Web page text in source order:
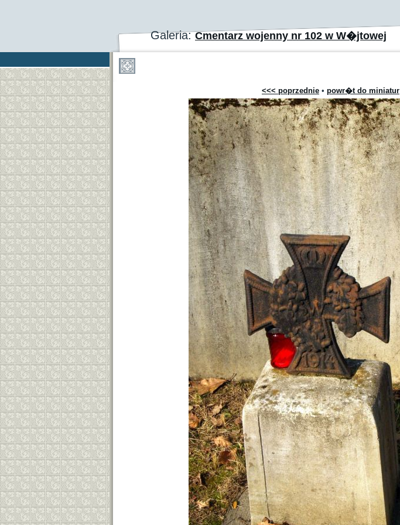
Galeria:Cmentarz wojenny nr 102 w W�jtowej
<<< poprzednie • powr�t do miniatur